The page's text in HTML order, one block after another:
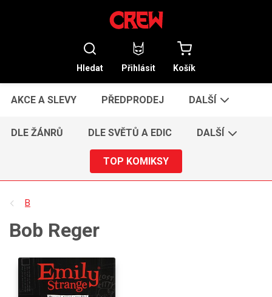
Hledat Přihlásit Košík
AKCE A SLEVY PŘEDPRODEJ DALŠÍ
DLE ŽÁNRŮ DLE SVĚTŮ A EDIC DALŠÍ
TOP KOMIKSY
B
Bob Reger